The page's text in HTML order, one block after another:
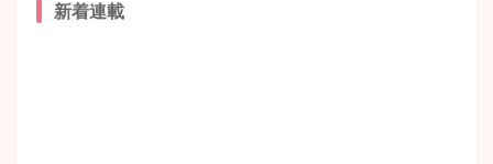
新着連載